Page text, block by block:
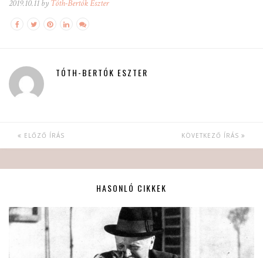
2019.10.11 by Tóth-Bertók Eszter
TÓTH-BERTÓK ESZTER
ELŐZŐ ÍRÁS KÖVETKEZŐ ÍRÁS
HASONLÓ CIKKEK